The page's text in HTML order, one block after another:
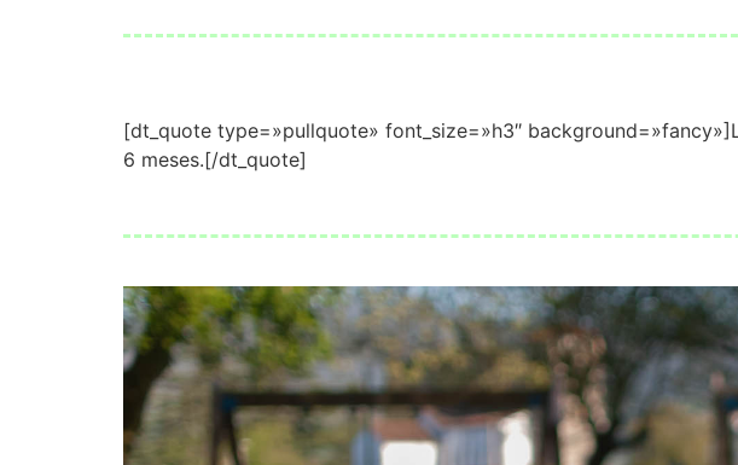
[dt_quote type=»pullquote» font_size=»h3″
6 meses.[/dt_quote]